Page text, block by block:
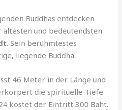
Buddhas entdecken
ältesten und bedeutendsten
. Sein berühmtestes
liegende Buddha.
46 Meter in der Länge und
die spirituelle Tiefe
kostet der Eintritt 300 Baht.